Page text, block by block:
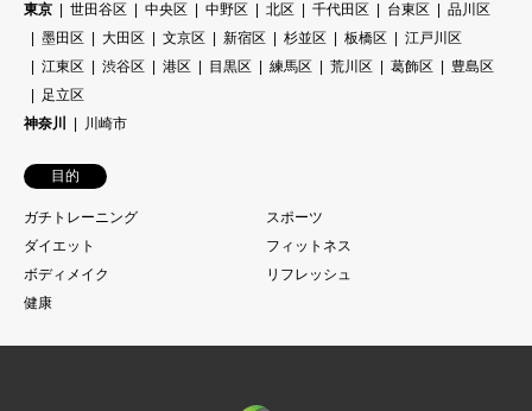
東京
世田谷区 中央区 中野区 北区 千代田区 台東区
品川区
墨田区
大田区 文京区 新宿区 杉並区 板橋区
江戸川区
江東区
渋谷区 港区 目黒区 練馬区 荒川区 葛飾区
豊島区
足立区
神奈川
川崎市
目的
ガチトレーニング
スポーツ
ダイエット
フィットネス
ボディメイク
リフレッシュ
健康